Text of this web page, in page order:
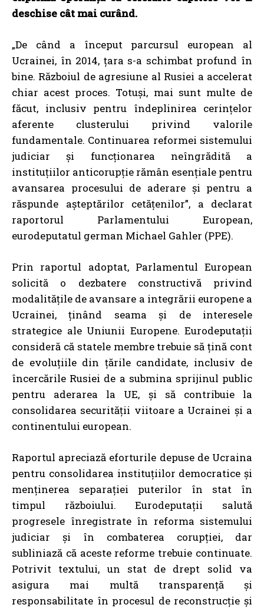
deschise cât mai curând.
„De când a început parcursul european al
Ucrainei, în 2014, țara s-a schimbat profund în
bine. Războiul de agresiune al Rusiei a accelerat
chiar acest proces. Totuși, mai sunt multe de
făcut, inclusiv pentru îndeplinirea cerințelor
aferente clusterului privind valorile
fundamentale. Continuarea reformei sistemului
judiciar și funcționarea neîngrădită a
instituțiilor anticorupție rămân esențiale pentru
avansarea procesului de aderare și pentru a
răspunde așteptărilor cetățenilor”, a declarat
raportorul Parlamentului European,
eurodeputatul german Michael Gahler (PPE).
Prin raportul adoptat, Parlamentul European
solicită o dezbatere constructivă privind
modalitățile de avansare a integrării europene a
Ucrainei, ținând seama și de interesele
strategice ale Uniunii Europene. Eurodeputații
consideră că statele membre trebuie să țină cont
de evoluțiile din țările candidate, inclusiv de
încercările Rusiei de a submina sprijinul public
pentru aderarea la UE, și să contribuie la
consolidarea securității viitoare a Ucrainei și a
continentului european.
Raportul apreciază eforturile depuse de Ucraina
pentru consolidarea instituțiilor democratice și
menținerea separației puterilor în stat în
timpul războiului. Eurodeputații salută
progresele înregistrate în reforma sistemului
judiciar și în combaterea corupției, dar
subliniază că aceste reforme trebuie continuate.
Potrivit textului, un stat de drept solid va
asigura mai multă transparență și
responsabilitate în procesul de reconstrucție și